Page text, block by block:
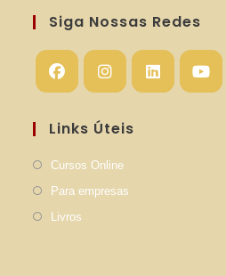
Siga Nossas Redes
Links Úteis
Cursos Online
Para empresas
Livros